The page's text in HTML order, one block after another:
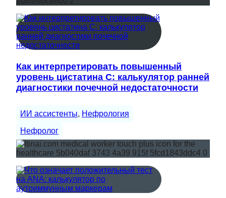
Как интерпретировать повышенный
уровень цистатина С: калькулятор ранней
диагностики почечной недостаточности
ИИ ассистенты, Нефрология
Нефролог